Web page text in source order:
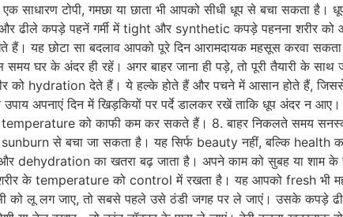
टोपी, गमछा या छाता भी आपको सीधी धूप से बचा सकता है।
कपड़े पहनें गर्मी में tight और synthetic कपड़े पहनना शरीर को और
यह छोटा सा बदलाव आपको पूरे दिन आरामदायक महसूस करवा
घर के अंदर ही रहें। अगर बाहर जाना ही पड़े, तो पूरी तैयारी के
को hydration देते हैं। ये हल्के होते हैं और पचने में आसान होते हैं,
अपनाएं दिन में खिड़कियों पर पर्दे डालकर रखें ताकि धूप अंदर न
को काफी कम कर सकते हैं। 8. बाहर निकलते समय
से बचा जा सकता है। यह सिर्फ beauty नहीं, बल्कि health का
dehydration का खतरा बढ़ जाता है। अपने काम को सुबह या शाम
शरीर के temperature को control में रखता है। यह आपको fresh भी
लू लग जाए, तो सबसे पहले उसे ठंडी जगह पर ले जाएं। उसके कपड़े